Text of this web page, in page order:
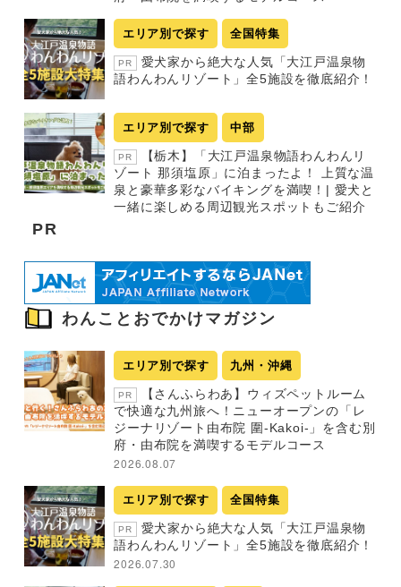
エリア別で探す 全国特集
PR
愛犬家から絶大な人気「大江戸温泉物
語わんわんリゾート」全5施設を徹底紹介！
エリア別で探す 中部
PR
【栃木】「大江戸温泉物語わんわんリ
ゾート 那須塩原」に泊まったよ！ 上質な温
泉と豪華多彩なバイキングを満喫！| 愛犬と
一緒に楽しめる周辺観光スポットもご紹介
PR
わんことおでかけマガジン
エリア別で探す 九州・沖縄
PR
【さんふらわあ】ウィズペットルーム
で快適な九州旅へ！ニューオープンの「レ
ジーナリゾート由布院 圍-Kakoi-」を含む別
府・由布院を満喫するモデルコース
2026.08.07
エリア別で探す 全国特集
PR
愛犬家から絶大な人気「大江戸温泉物
語わんわんリゾート」全5施設を徹底紹介！
2026.07.30